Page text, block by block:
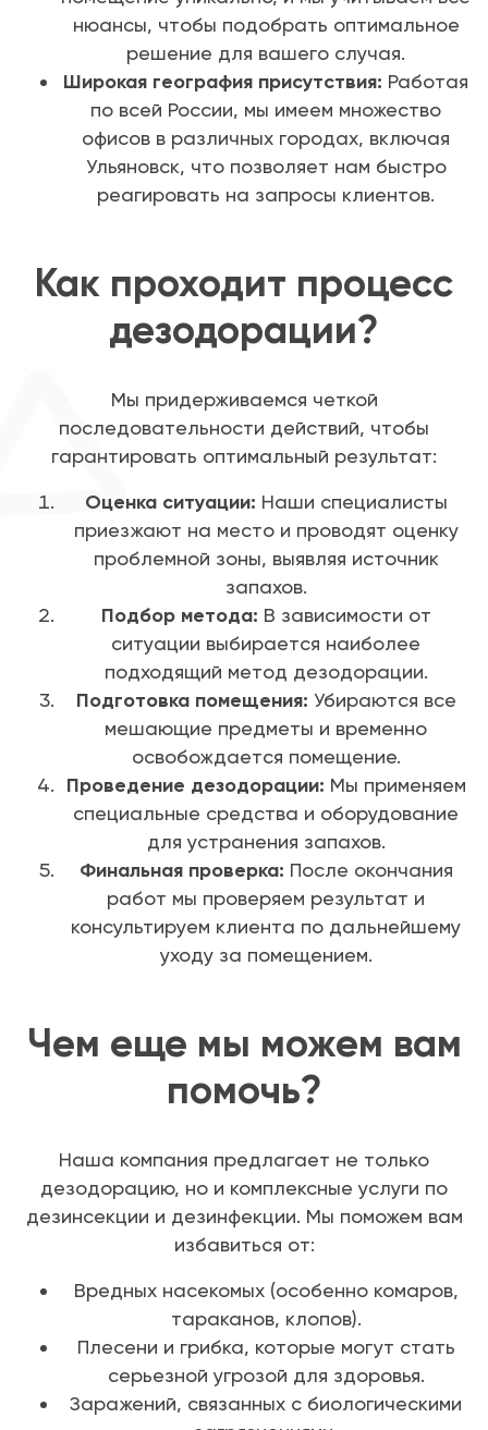
нюансы, чтобы подобрать оптимальное
решение для вашего случая.
Широкая география присутствия: Работая
по всей России, мы имеем множество
офисов в различных городах, включая
Ульяновск, что позволяет нам быстро
реагировать на запросы клиентов.
Как проходит процесс
дезодорации?
Мы придерживаемся четкой
последовательности действий, чтобы
гарантировать оптимальный результат:
Оценка ситуации: Наши специалисты
приезжают на место и проводят оценку
проблемной зоны, выявляя источник
запахов.
Подбор метода: В зависимости от
ситуации выбирается наиболее
подходящий метод дезодорации.
Подготовка помещения: Убираются все
мешающие предметы и временно
освобождается помещение.
Проведение дезодорации: Мы применяем
специальные средства и оборудование
для устранения запахов.
Финальная проверка: После окончания
работ мы проверяем результат и
консультируем клиента по дальнейшему
уходу за помещением.
Чем еще мы можем вам
помочь?
Наша компания предлагает не только
дезодорацию, но и комплексные услуги по
дезинсекции и дезинфекции. Мы поможем вам
избавиться от:
Вредных насекомых (особенно комаров,
тараканов, клопов).
Плесени и грибка, которые могут стать
серьезной угрозой для здоровья.
Заражений, связанных с биологическими